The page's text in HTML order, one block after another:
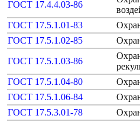
ГОСТ 17.4.4.03-86
ГОСТ 17.5.1.01-83
ГОСТ 17.5.1.02-85
ГОСТ 17.5.1.03-86
ГОСТ 17.5.1.04-80
ГОСТ 17.5.1.06-84
ГОСТ 17.5.3.01-78